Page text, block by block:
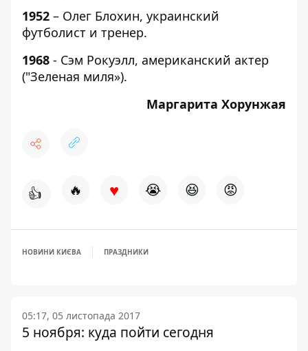
1952 – Олег Блохин, украинский
футболист и тренер.
1968 - Сэм Рокуэлл, американский актер
("Зеленая миля»).
Маргарита Хорунжая
👍 🔥 ♥ 😭 😆 😡
НОВИНИ КИЄВА ПРАЗДНИКИ
05:17, 05 листопада 2017
5 ноября: куда пойти сегодня